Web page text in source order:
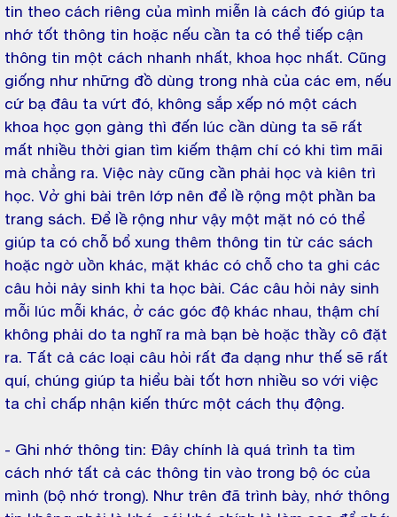
tin theo cách riêng của mình miễn là cách đó giúp ta
nhớ tốt thông tin hoặc nếu cần ta có thể tiếp cận
thông tin một cách nhanh nhất, khoa học nhất. Cũng
giống như những đồ dùng trong nhà của các em, nếu
cứ bạ đâu ta vứt đó, không sắp xếp nó một cách
khoa học gọn gàng thì đến lúc cần dùng ta sẽ rất
mất nhiều thời gian tìm kiếm thậm chí có khi tìm mãi
mà chẳng ra. Việc này cũng cần phải học và kiên trì
học. Vở ghi bài trên lớp nên để lề rộng một phần ba
trang sách. Để lề rộng như vậy một mặt nó có thể
giúp ta có chỗ bổ xung thêm thông tin từ các sách
hoặc ngờ uồn khác, mặt khác có chỗ cho ta ghi các
câu hỏi nảy sinh khi ta học bài. Các câu hỏi nảy sinh
mỗi lúc mỗi khác, ở các góc độ khác nhau, thậm chí
không phải do ta nghĩ ra mà bạn bè hoặc thầy cô đặt
ra. Tất cả các loại câu hỏi rất đa dạng như thế sẽ rất
quí, chúng giúp ta hiểu bài tốt hơn nhiều so với việc
ta chỉ chấp nhận kiến thức một cách thụ động.
- Ghi nhớ thông tin: Đây chính là quá trình ta tìm
cách nhớ tất cả các thông tin vào trong bộ óc của
mình (bộ nhớ trong). Như trên đã trình bày, nhớ thông